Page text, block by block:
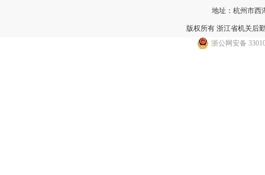
地址：杭州市西
版权所有 浙江省机关后
浙公网安备